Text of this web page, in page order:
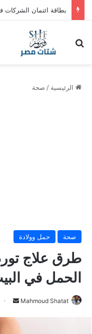
بطاقة ائتمان الشركات
بحث عن
الرئيسية / صحة
صحة حمل وولادة
طرق علاج
الحمل في
Mahmoud Shatat